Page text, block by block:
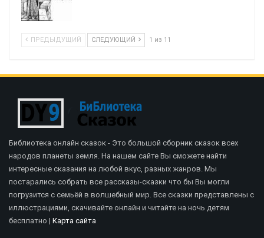
ПРЕДЫДУЩИЙ СЛЕДУЮЩИЙ 1 из 11
Библиотека онлайн сказок - Это большой сборник сказок всех
народов планеты земля. На нашем сайте Вы сможете найти
интересные сказания на любой вкус, разных жанров. Мы
постарались собрать все рассказы-сказки что бы Вы могли
погрузится с семьёй в волшебный мир. Все сказки представлены с
иллюстрациями, скачивайте онлайн и читайте на ночь детям
бесплатно | Карта сайта